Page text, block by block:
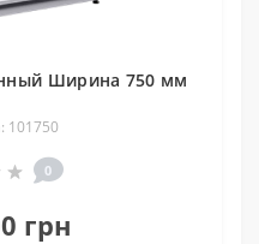
Ширина 750 мм
101750
0
грн